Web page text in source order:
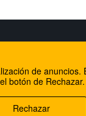
Internet
Registro
de
botón de Rechazar.
Rechazar